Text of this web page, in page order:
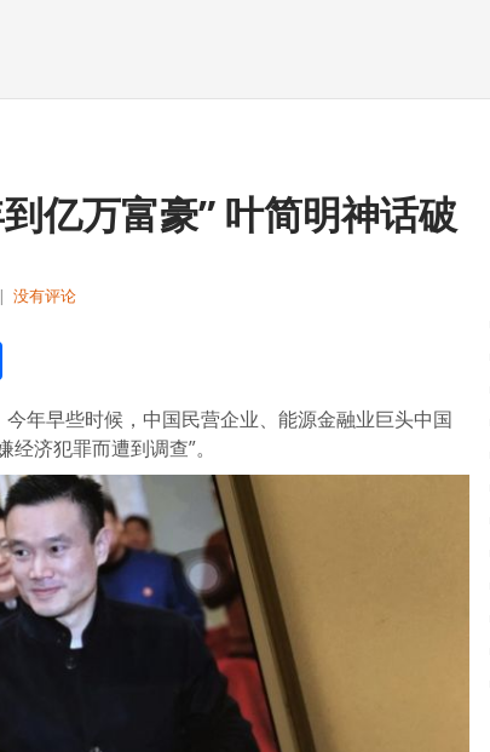
亿万富豪” 叶简明神话破
| 没有评论
享年早些时候，中国民营企业、能源金融业巨头中国
济犯罪而遭到调查”。